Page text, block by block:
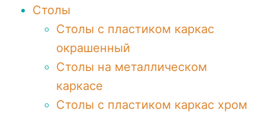
Столы
Столы с пластиком каркас
окрашенный
Столы на металлическом
каркасе
Столы с пластиком каркас хром